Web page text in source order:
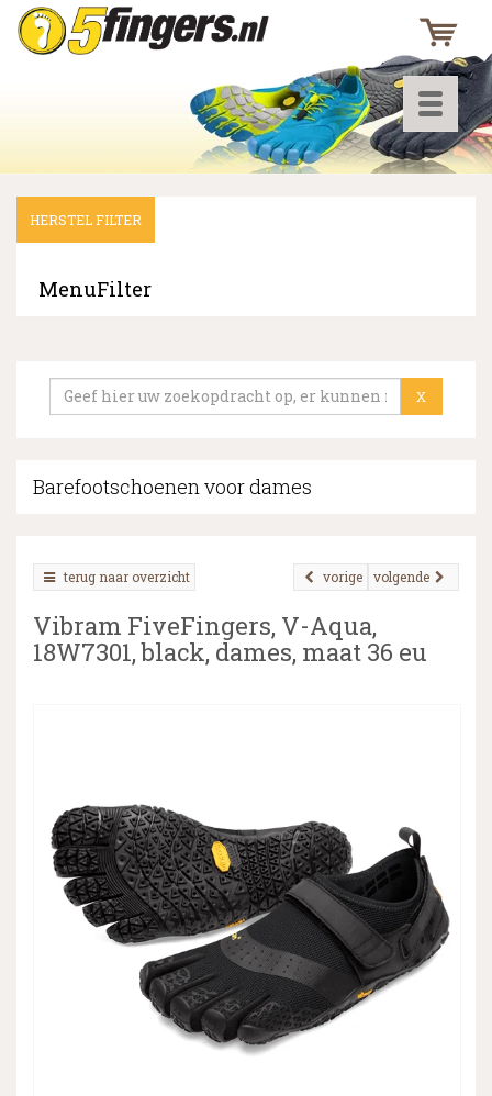
Toggle
▼
▼
HERSTEL FILTER
MenuFilter
X
Barefootschoenen voor dames
terug naar overzicht volgende
vorige
Vibram FiveFingers, V-Aqua,
18W7301, black, dames, maat 36 eu